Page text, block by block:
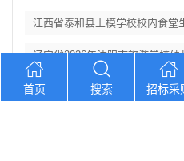
江西省泰和县上模学校校内食堂
辽宁省2026年沈阳市旅游学校幼
广东省若铂三产融合“AI+水产”产
首页 搜索 招标采